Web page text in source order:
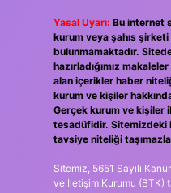
Yasal Uyarı: Bu internet
kurum veya şahıs şirketi
bulunmamaktadır.
hazırladığımız
alan içerikler haber
kurum ve kişiler
Gerçek kurum ve kişiler
tesadüfidir. Sitemizdeki
tavsiye niteliği
Sitemiz, 5651 Sayılı
ve İletişim Kurumu (BTK)